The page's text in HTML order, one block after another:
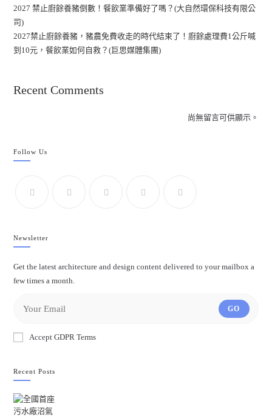
2027 禁止廚餘養豬倒數！餐飲業準備好了嗎？(大自然環保科技有限公
司)
2027禁止廚餘養豬，豬農免費收走的時代結束了！廚餘處理費1公斤喊
到10元，餐飲業如何自救？(巨思媒體集團)
Recent Comments
尚無留言可供顯示。
Follow Us
Newsletter
Get the latest architecture and design content delivered to your mailbox a
few times a month.
GO
Accept GDPR Terms
Recent Posts